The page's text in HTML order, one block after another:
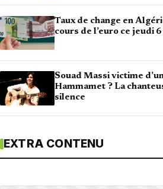
Taux de change en
cours de l’euro ce jeudi
Souad Massi victime
Hammamet ? La
silence
EXTRA CONTENU